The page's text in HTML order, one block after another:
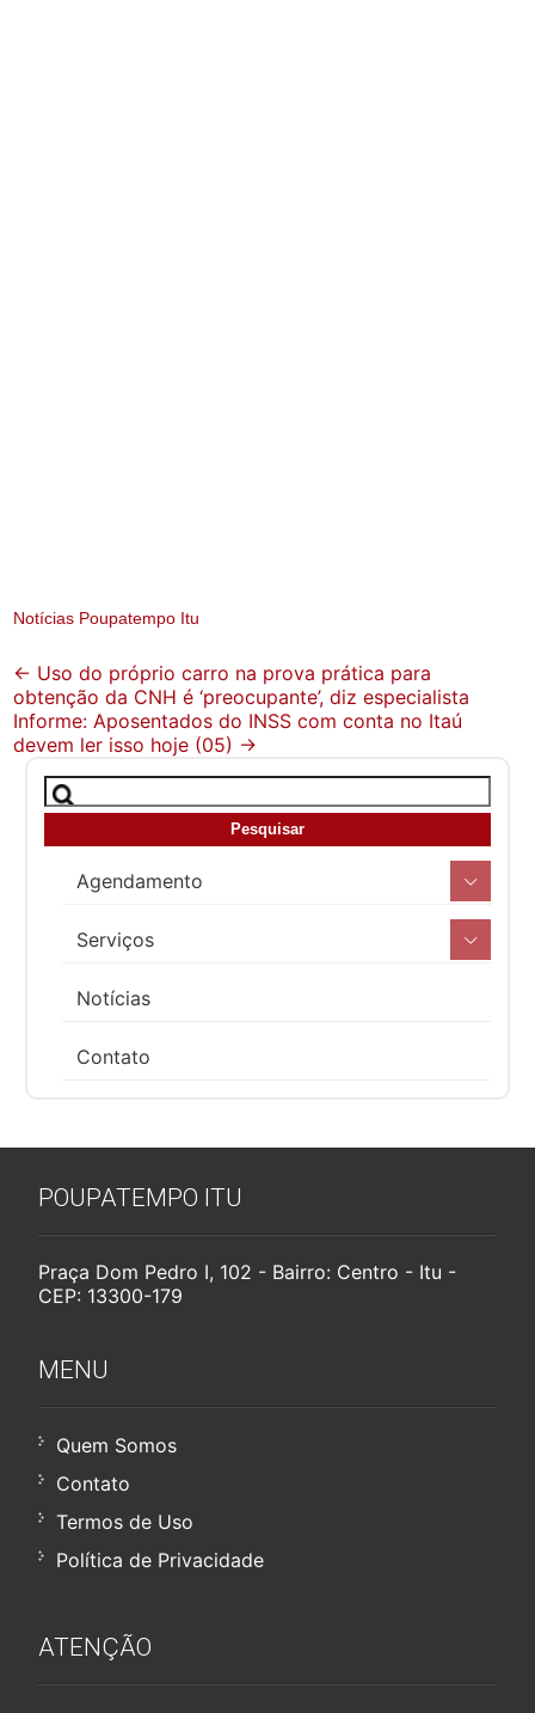
Notícias Poupatempo Itu
Post
navigation
← Uso do próprio carro na prova prática para
obtenção da CNH é ‘preocupante’, diz especialista
Informe: Aposentados do INSS com conta no Itaú
devem ler isso hoje (05) →
Agendamento
Serviços
Notícias
Contato
POUPATEMPO ITU
Praça Dom Pedro I, 102 - Bairro: Centro - Itu -
CEP: 13300-179
MENU
Quem Somos
Contato
Termos de Uso
Política de Privacidade
ATENÇÃO